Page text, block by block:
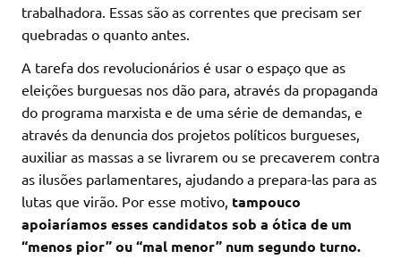
trabalhadora. Essas são as correntes que precisam ser
quebradas o quanto antes.
A tarefa dos revolucionários é usar o espaço que as
eleições burguesas nos dão para, através da propaganda
do programa marxista e de uma série de demandas, e
através da denuncia dos projetos políticos burgueses,
auxiliar as massas a se livrarem ou se precaverem contra
as ilusões parlamentares, ajudando a prepara-las para as
lutas que virão. Por esse motivo, tampouco
apoiaríamos esses candidatos sob a ótica de um
“menos pior” ou “mal menor” num segundo turno.